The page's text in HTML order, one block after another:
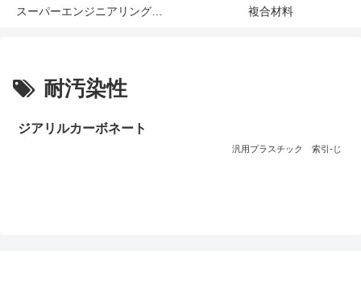
スーパーエンジニアリング・プラスチック 複合材料
耐汚染性
ジアリルカーボネート
汎用プラスチック 索引-じ